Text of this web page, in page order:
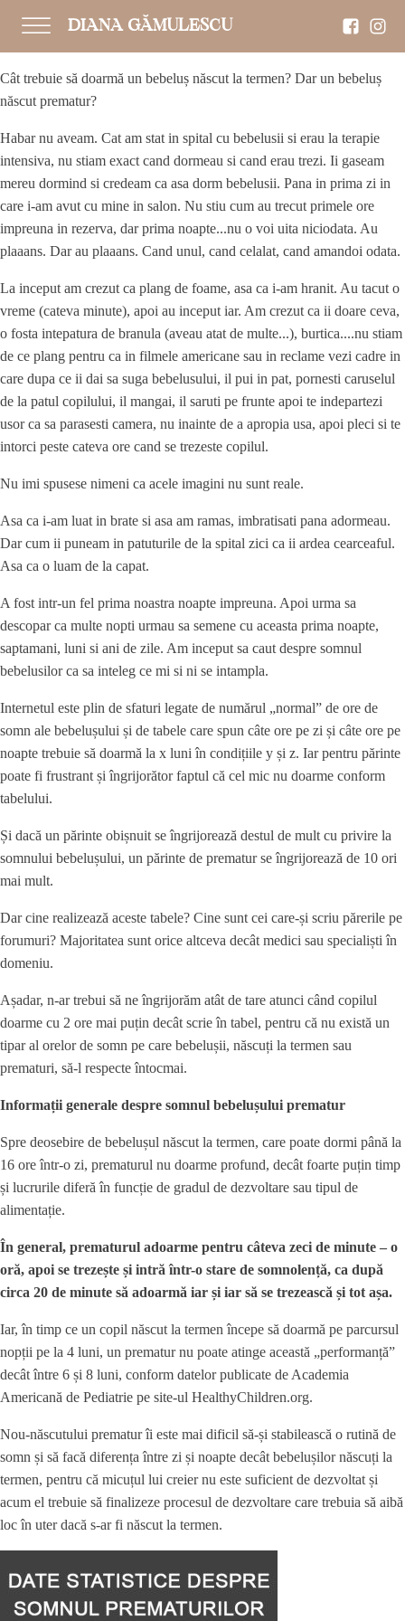
DIANA GĂMULESCU
Cât trebuie să doarmă un bebeluș născut la termen? Dar un bebeluș
născut prematur?
Habar nu aveam. Cat am stat in spital cu bebelusii si erau la terapie
intensiva, nu stiam exact cand dormeau si cand erau trezi. Ii gaseam
mereu dormind si credeam ca asa dorm bebelusii. Pana in prima zi in
care i-am avut cu mine in salon. Nu stiu cum au trecut primele ore
impreuna in rezerva, dar prima noapte...nu o voi uita niciodata. Au
plaaans. Dar au plaaans. Cand unul, cand celalat, cand amandoi odata.
La inceput am crezut ca plang de foame, asa ca i-am hranit. Au tacut o
vreme (cateva minute), apoi au inceput iar. Am crezut ca ii doare ceva,
o fosta intepatura de branula (aveau atat de multe...), burtica....nu stiam
de ce plang pentru ca in filmele americane sau in reclame vezi cadre in
care dupa ce ii dai sa suga bebelusului, il pui in pat, pornesti caruselul
de la patul copilului, il mangai, il saruti pe frunte apoi te indepartezi
usor ca sa parasesti camera, nu inainte de a apropia usa, apoi pleci si te
intorci peste cateva ore cand se trezeste copilul.
Nu imi spusese nimeni ca acele imagini nu sunt reale.
Asa ca i-am luat in brate si asa am ramas, imbratisati pana adormeau.
Dar cum ii puneam in patuturile de la spital zici ca ii ardea cearceaful.
Asa ca o luam de la capat.
A fost intr-un fel prima noastra noapte impreuna. Apoi urma sa
descopar ca multe nopti urmau sa semene cu aceasta prima noapte,
saptamani, luni si ani de zile. Am inceput sa caut despre somnul
bebelusilor ca sa inteleg ce mi si ni se intampla.
Internetul este plin de sfaturi legate de numărul „normal” de ore de
somn ale bebelușului și de tabele care spun câte ore pe zi și câte ore pe
noapte trebuie să doarmă la x luni în condițiile y și z. Iar pentru părinte
poate fi frustrant și îngrijorător faptul că cel mic nu doarme conform
tabelului.
Și dacă un părinte obișnuit se îngrijorează destul de mult cu privire la
somnului bebelușului, un părinte de prematur se îngrijorează de 10 ori
mai mult.
Dar cine realizează aceste tabele? Cine sunt cei care-și scriu părerile pe
forumuri? Majoritatea sunt orice altceva decât medici sau specialiști în
domeniu.
Așadar, n-ar trebui să ne îngrijorăm atât de tare atunci când copilul
doarme cu 2 ore mai puțin decât scrie în tabel, pentru că nu există un
tipar al orelor de somn pe care bebelușii, născuți la termen sau
prematuri, să-l respecte întocmai.
Informații generale despre somnul bebelușului prematur
Spre deosebire de bebelușul născut la termen, care poate dormi până la
16 ore într-o zi, prematurul nu doarme profund, decât foarte puțin timp
și lucrurile diferă în funcție de gradul de dezvoltare sau tipul de
alimentație.
În general, prematurul adoarme pentru câteva zeci de minute – o
oră, apoi se trezește și intră într-o stare de somnolență, ca după
circa 20 de minute să adoarmă iar și iar să se trezească și tot așa.
Iar, în timp ce un copil născut la termen începe să doarmă pe parcursul
nopții pe la 4 luni, un prematur nu poate atinge această „performanță”
decât între 6 și 8 luni, conform datelor publicate de Academia
Americană de Pediatrie pe site-ul HealthyChildren.org.
Nou-născutului prematur îi este mai dificil să-și stabilească o rutină de
somn și să facă diferența între zi și noapte decât bebelușilor născuți la
termen, pentru că micuțul lui creier nu este suficient de dezvoltat și
acum el trebuie să finalizeze procesul de dezvoltare care trebuia să aibă
loc în uter dacă s-ar fi născut la termen.